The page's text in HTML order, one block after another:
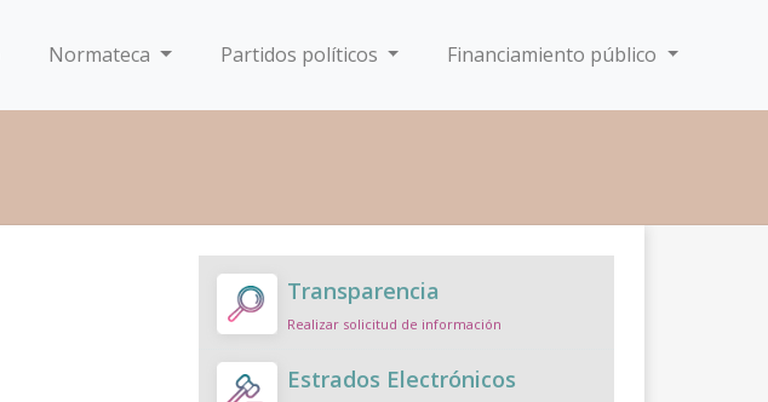
Normateca Partidos políticos Financiamiento público
Transparencia
Realizar solicitud de información
Estrados Electrónicos